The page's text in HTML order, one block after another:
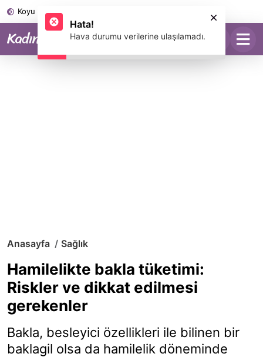
Koyu Mod
Anasayfa Sağlık
Hamilelikte bakla tüketimi:
Riskler ve dikkat edilmesi
gerekenler
Bakla, besleyici özellikleri ile bilinen bir
baklagil olsa da hamilelik döneminde